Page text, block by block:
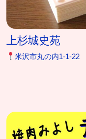
上杉城史苑
米沢市丸の内1‐1‐22